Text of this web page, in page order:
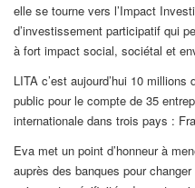
elle se tourne vers l’Impact
d’investissement participatif qui
à fort impact social, sociétal et
LITA c’est aujourd’hui 10
public pour le compte de 35
internationale dans trois pays :
Eva met un point d’honneur à
auprès des banques pour